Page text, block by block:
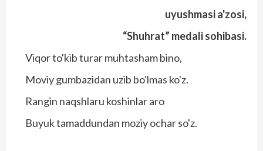
uyushmasi a'zosi,
“Shuhrat” medali sohibasi.
Viqor to'kib turar muhtasham bino,
Moviy gumbazidan uzib bo'lmas ko'z.
Rangin naqshlaru koshinlar aro
Buyuk tamaddundan moziy ochar so'z.